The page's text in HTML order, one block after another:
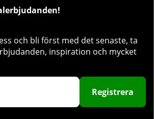
och bli först med det senaste, ta
inspiration och mycket
Registrera